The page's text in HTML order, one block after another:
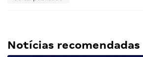
Notícias recomendadas